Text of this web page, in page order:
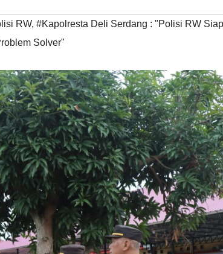
RW, #Kapolresta Deli Serdang : "Polisi RW Siap
Solver"